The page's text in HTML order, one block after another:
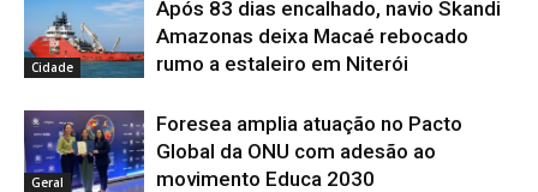
Cidade
Após 83 dias encalhado, navio Skandi
Amazonas deixa Macaé rebocado
rumo a estaleiro em Niterói
Geral
Foresea amplia atuação no Pacto
Global da ONU com adesão ao
movimento Educa 2030